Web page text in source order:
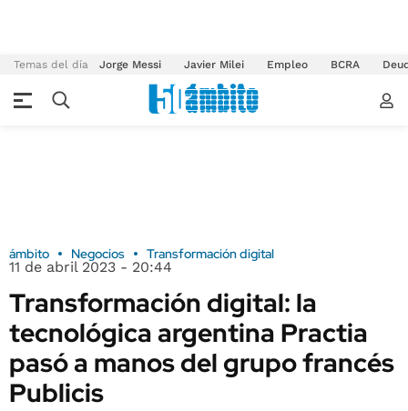
Temas del día Jorge Messi Javier Milei Empleo BCRA
ámbito Negocios Transformación digital
11 de abril 2023 - 20:44
Transformación digital: la
tecnológica argentina Practia
pasó a manos del grupo francés
Publicis